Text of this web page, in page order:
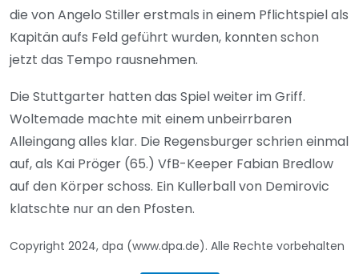
die von Angelo Stiller erstmals in einem Pflichtspiel als
Kapitän aufs Feld geführt wurden, konnten schon
jetzt das Tempo rausnehmen.
Die Stuttgarter hatten das Spiel weiter im Griff.
Woltemade machte mit einem unbeirrbaren
Alleingang alles klar. Die Regensburger schrien einmal
auf, als Kai Pröger (65.) VfB-Keeper Fabian Bredlow
auf den Körper schoss. Ein Kullerball von Demirovic
klatschte nur an den Pfosten.
Copyright 2024, dpa (www.dpa.de). Alle Rechte vorbehalten